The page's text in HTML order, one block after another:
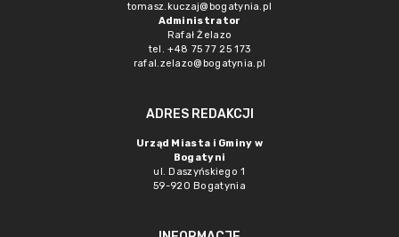
tomasz.kuczaj@bogatynia.pl
Administrator
Rafał Żelazo
tel. +48 75 77 25 173
rafal.zelazo@bogatynia.pl
ADRES REDAKCJI
Urząd Miasta i Gminy w
Bogatyni
ul. Daszyńskiego 1
59-920 Bogatynia